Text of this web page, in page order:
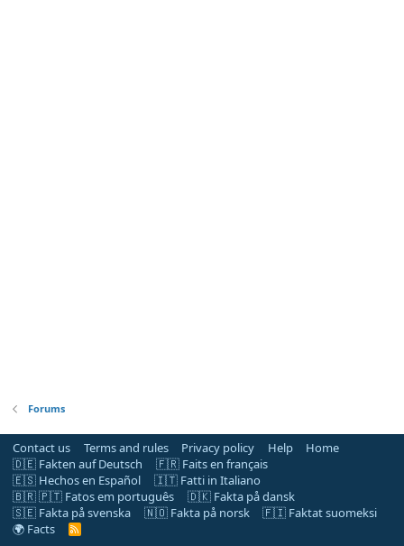
Forums
Contact us Terms and rules Privacy policy Help
Home
🇩🇪 Fakten auf Deutsch
🇫🇷 Faits en français
🇪🇸 Hechos en Español
🇮🇹 Fatti in Italiano
🇧🇷 🇵🇹 Fatos em português
🇩🇰 Fakta på dansk
🇸🇪 Fakta på svenska
🇳🇴 Fakta på norsk
🇫🇮 Faktat suomeksi
🌍 Facts
R